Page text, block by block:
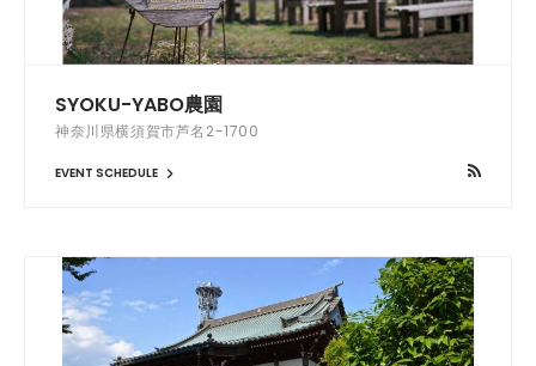
SYOKU-YABO農園
神奈川県横須賀市芦名2-1700
EVENT SCHEDULE